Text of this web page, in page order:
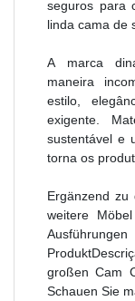
seguros para
linda cama de
A marca
maneira
estilo,
exigente.
sustentável e
torna os
Ergänzend zu
weitere
großenCam
Schauen Sie